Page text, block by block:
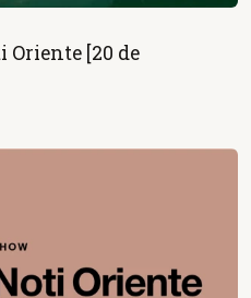
Oriente [20 de